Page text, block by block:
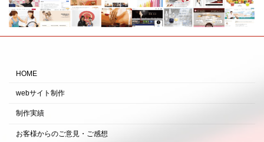
HOME
webサイト制作
制作実績
お客様からのご意見・ご感想